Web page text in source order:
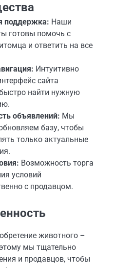
поддержка: Наши
готовы помочь с
и ответить на все
Интуитивно
сайта
найти нужную
объявлений: Мы
базу, чтобы
только актуальные
Возможность торга
условий
с продавцом.
животного –
мы тщательно
и продавцов, чтобы